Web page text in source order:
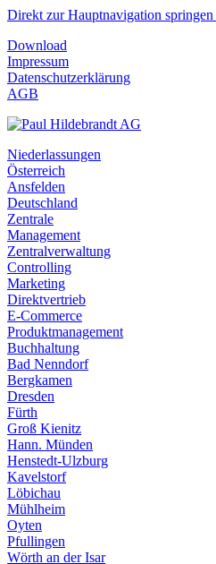
Direkt zur Hauptnavigation springen
Download
Impressum
Datenschutzerklärung
AGB
Niederlassungen
Österreich
Ansfelden
Deutschland
Zentrale
Management
Zentralverwaltung
Controlling
Marketing
Direktvertrieb
E-Commerce
Produktmanagement
Buchhaltung
Bad Nenndorf
Bergkamen
Dresden
Fürth
Groß Kienitz
Hann. Münden
Henstedt-Ulzburg
Kavelstorf
Löbichau
Mühlheim
Oyten
Pfullingen
Wörth an der Isar